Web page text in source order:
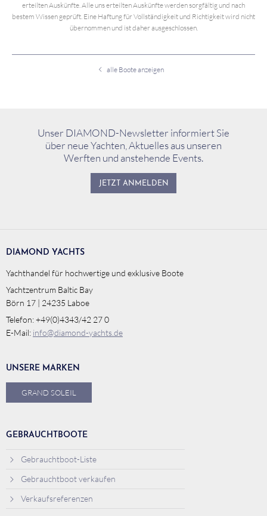
erteilten Auskünfte. Alle uns erteilten Auskünfte werden sorgfältig und nach
bestem Wissen geprüft. Eine Haftung für Vollständigkeit und Richtigkeit wird nicht
übernommen und ist daher ausgeschlossen.
alle Boote anzeigen
Unser DIAMOND-Newsletter informiert Sie
über neue Yachten, Aktuelles aus unseren
Werften und anstehende Events.
JETZT ANMELDEN
DIAMOND YACHTS
Yachthandel für hochwertige und exklusive Boote
Yachtzentrum Baltic Bay
Börn 17 | 24235 Laboe
Telefon: +49(0)4343/42 27 0
E-Mail: info@diamond-yachts.de
UNSERE MARKEN
GRAND SOLEIL
GEBRAUCHTBOOTE
Gebrauchtboot-Liste
Gebrauchtboot verkaufen
Verkaufsreferenzen